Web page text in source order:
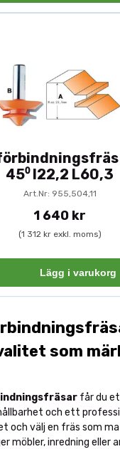
45⁰ I22,2 L60,3
Art.Nr: 955,504,11
1 640 kr
(1 312 kr exkl. moms)
Lägg i varukorg
som
får du
och ett
och välj en fräs som
möbler, inredning eller